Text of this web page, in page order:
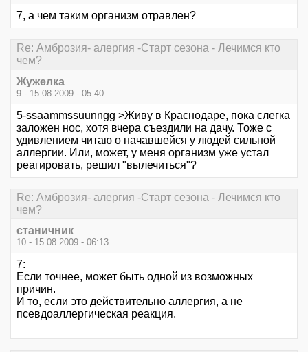
7, а чем таким организм отравлен?
Re: Амброзия- алергия -Старт сезона - Лечимся кто
чем?
Жужелка
9 - 15.08.2009 - 05:40
5-ssaammssuunngg >Живу в Краснодаре, пока слегка
заложен нос, хотя вчера съездили на дачу. Тоже с
удивлением читаю о начавшейся у людей сильной
аллергии. Или, может, у меня организм уже устал
реагировать, решил "вылечиться"?
Re: Амброзия- алергия -Старт сезона - Лечимся кто
чем?
станичник
10 - 15.08.2009 - 06:13
7:
Если точнее, может быть одной из возможных
причин.
И то, если это действительно аллергия, а не
псевдоаллергическая реакция.